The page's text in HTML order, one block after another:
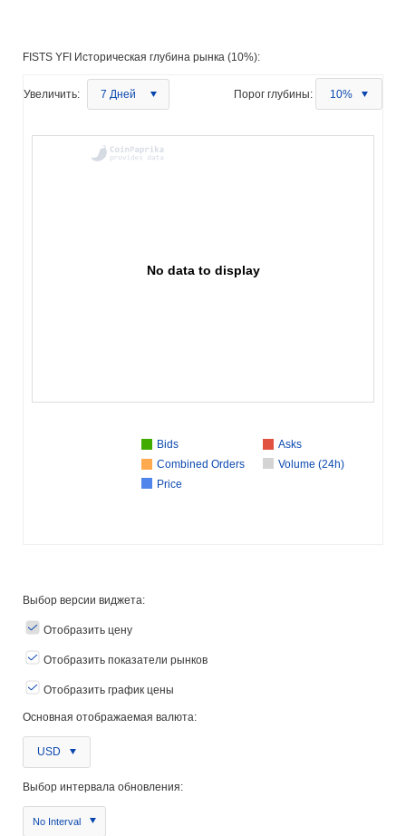
FISTS YFI Историческая глубина рынка (10%):
Увеличить: 7 Дней Порог глубины: 10%
No data to display
Bids
Asks
Combined Orders
Volume (24h)
Price
Выбор версии виджета:
Отобразить цену
Отобразить показатели рынков
Отобразить график цены
Основная отображаемая валюта:
USD
Выбор интервала обновления:
No Interval